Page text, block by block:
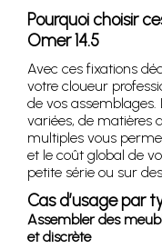
Pourquoi choisir
Omer 14.5
Avec ces fixations
votre cloueur
de vos
variées, de matières
multiples vous
et le coût global de
petite série ou sur
Cas d’usage par
Assembler des
et discrète